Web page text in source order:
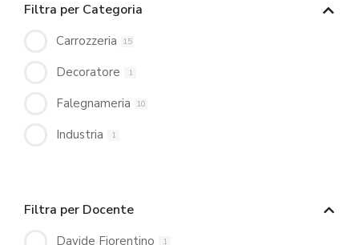
Filtra per Categoria
Carrozzeria 15
Decoratore 1
Falegnameria 10
Industria 1
Filtra per Docente
Davide Fiorentino 1